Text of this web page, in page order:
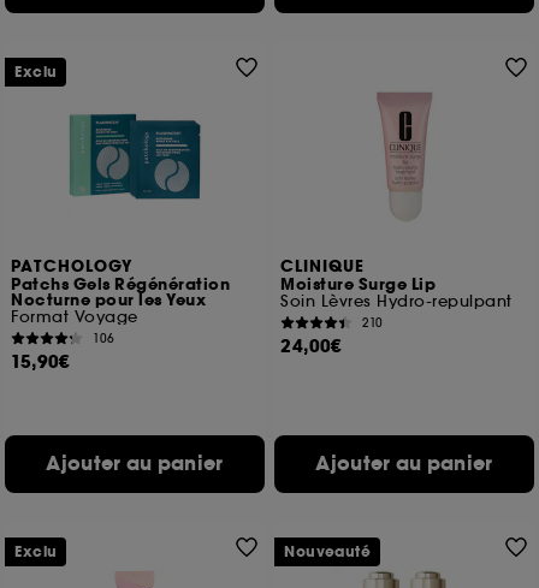
PATCHOLOGY
Patchs Gels Régénération
Nocturne pour les Yeux
Format Voyage
106
15,90€
Ajouter au panier
Exclu
CLINIQUE
Moisture Surge Lip
Soin Lèvres Hydro-repulpant
210
24,00€
Ajouter au panier
Exclu Nouveauté